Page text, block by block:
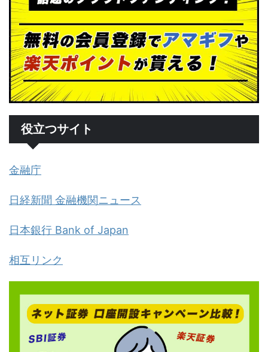
役立つサイト
金融庁
日経新聞 金融機関ニュース
日本銀行 Bank of Japan
相互リンク